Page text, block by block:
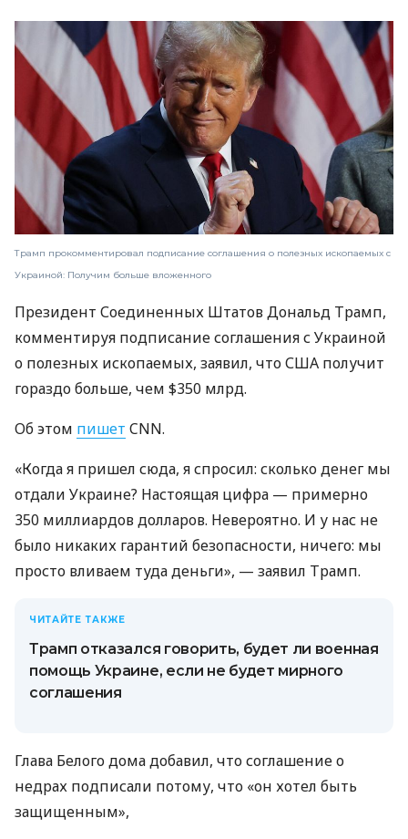
Трамп прокомментировал подписание соглашения о полезных ископаемых с
Украиной: Получим больше вложенного
Президент Соединенных Штатов Дональд Трамп,
комментируя подписание соглашения с Украиной
о полезных ископаемых, заявил, что США получит
гораздо больше, чем $350 млрд.
Об этом пишет CNN.
«Когда я пришел сюда, я спросил: сколько денег мы
отдали Украине? Настоящая цифра — примерно
350 миллиардов долларов. Невероятно. И у нас не
было никаких гарантий безопасности, ничего: мы
просто вливаем туда деньги», — заявил Трамп.
ЧИТАЙТЕ ТАКЖЕ
Трамп отказался говорить, будет ли военная
помощь Украине, если не будет мирного
соглашения
Глава Белого дома добавил, что соглашение о
недрах подписали потому, что «он хотел быть
защищенным»,